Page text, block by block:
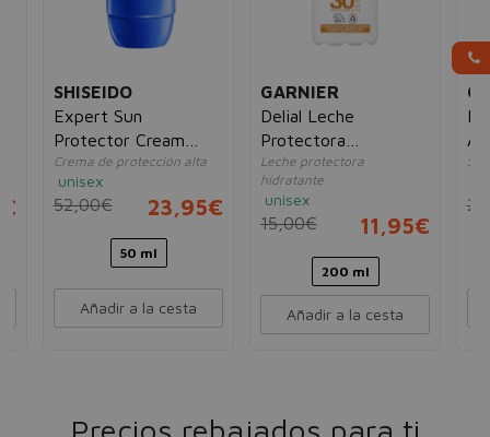
SHISEIDO
Expert Sun
Protector Cream
SPF50
Crema de protección alta
unisex
52,00€ 23,95€
50 ml
Añadir a la cesta
GARNIER
Delial Leche
Protectora
Hidratante 24h
SPF30
Leche protectora
hidratante
unisex
15,00€ 11,95€
200 ml
Añadir a la cesta